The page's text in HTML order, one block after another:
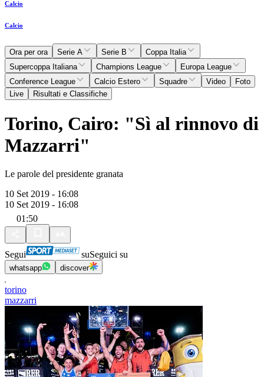
Calcio
Calcio
Ora per ora Serie A Serie B
Coppa Italia
Supercoppa Italiana
Champions League
Europa League
Conference League
Calcio Estero Squadre Video
Foto
Live
Risultati e Classifiche
Torino, Cairo: "Sì al rinnovo di
Mazzarri"
Le parole del presidente granata
10 Set 2019 - 16:08
10 Set 2019 - 16:08
01:50
Segui suSeguici su
whatsapp discover
torino
mazzarri